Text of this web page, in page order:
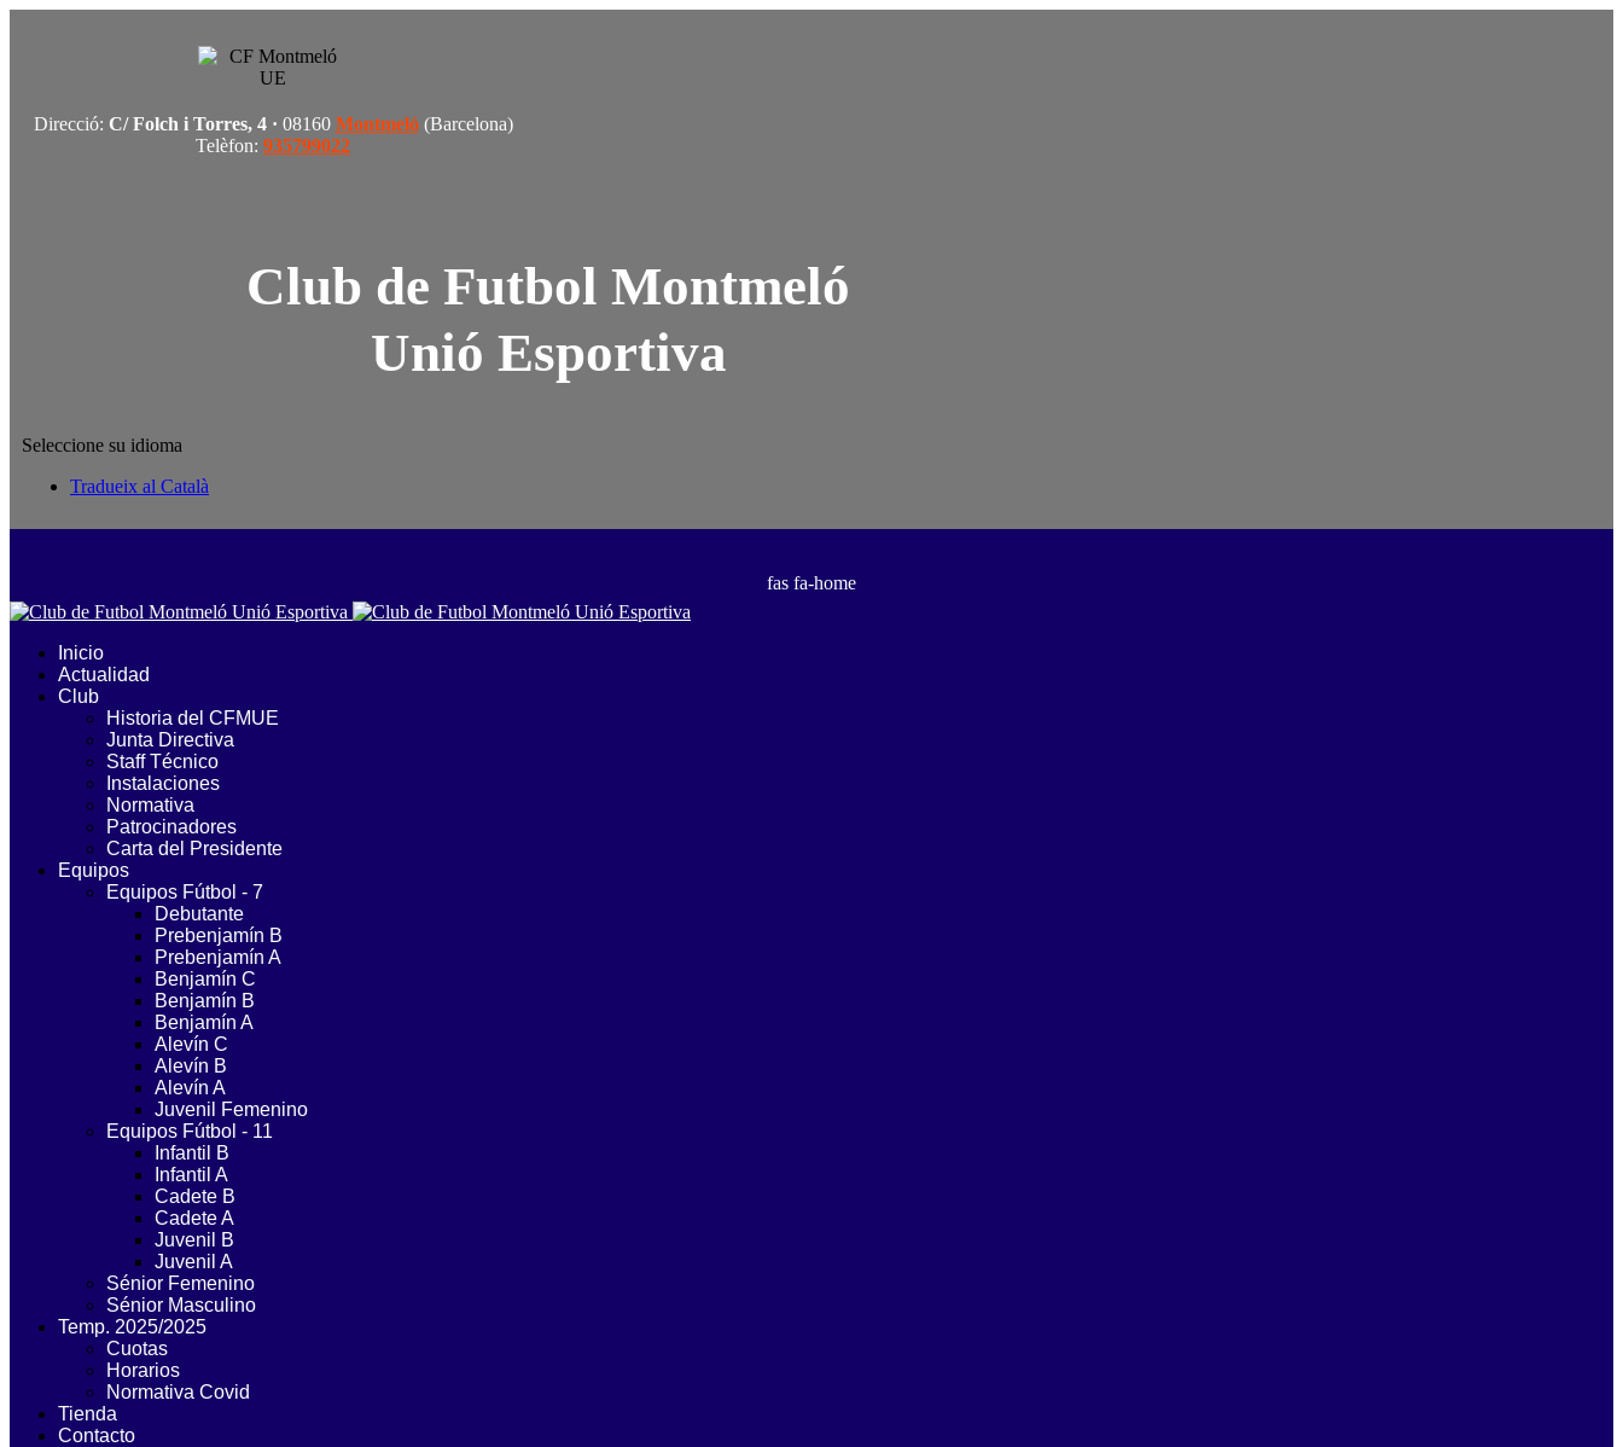
Direcció: C/ Folch i Torres, 4 · 08160 Montmeló(Barcelona)
Telèfon: 935799022
Club de Futbol Montmeló
Unió Esportiva
Seleccione su idioma
Tradueix al Català
fas fa-home
Inicio
Actualidad
Club
Historia del CFMUE
Junta Directiva
Staff Técnico
Instalaciones
Normativa
Patrocinadores
Carta del Presidente
Equipos
Equipos Fútbol - 7
Debutante
Prebenjamín B
Prebenjamín A
Benjamín C
Benjamín B
Benjamín A
Alevín C
Alevín B
Alevín A
Juvenil Femenino
Equipos Fútbol - 11
Infantil B
Infantil A
Cadete B
Cadete A
Juvenil B
Juvenil A
Sénior Femenino
Sénior Masculino
Temp. 2025/2025
Cuotas
Horarios
Normativa Covid
Tienda
Contacto